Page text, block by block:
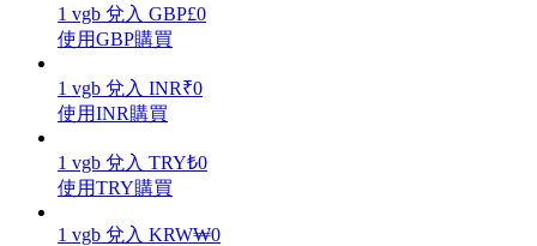
機槍池
1 vgb 兌入 GBP£0
使用GBP購買
1 vgb 兌入 INR₹0
使用INR購買
1 vgb 兌入 TRY₺0
使用TRY購買
1 vgb 兌入 KRW₩0